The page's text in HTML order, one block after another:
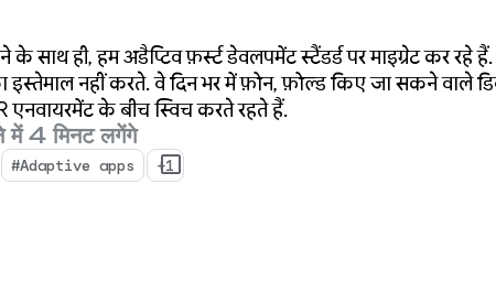
साथ ही, हम अडैप्टिव फ़र्स्ट डेवलपमेंट स्टैंडर्ड पर माइग्रेट कर रहे
इस्तेमाल नहीं करते. वे दिन भर में फ़ोन, फ़ोल्ड किए जा सकने वाले
एनवायरमेंट के बीच स्विच करते रहते हैं.
में 4 मिनट लगेंगे
#Adaptive apps +1